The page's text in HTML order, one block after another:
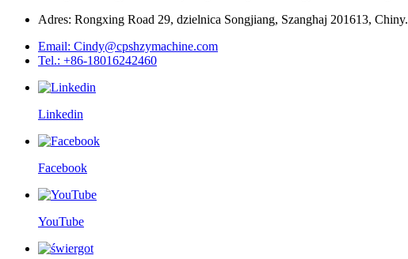
Adres: Rongxing Road 29, dzielnica Songjiang, Szanghaj 201613, Chiny.
Email: Cindy@cpshzymachine.com
Tel.: +86-18016242460
Linkedin
Facebook
YouTube